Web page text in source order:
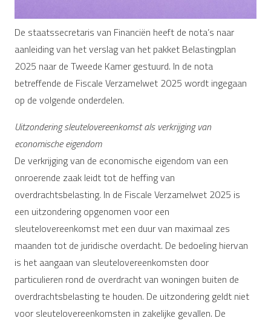
De staatssecretaris van Financiën heeft de nota’s naar
aanleiding van het verslag van het pakket Belastingplan
2025 naar de Tweede Kamer gestuurd. In de nota
betreffende de Fiscale Verzamelwet 2025 wordt ingegaan
op de volgende onderdelen.
Uitzondering sleutelovereenkomst als verkrijging van
economische eigendom
De verkrijging van de economische eigendom van een
onroerende zaak leidt tot de heffing van
overdrachtsbelasting. In de Fiscale Verzamelwet 2025 is
een uitzondering opgenomen voor een
sleutelovereenkomst met een duur van maximaal zes
maanden tot de juridische overdacht. De bedoeling hiervan
is het aangaan van sleutelovereenkomsten door
particulieren rond de overdracht van woningen buiten de
overdrachtsbelasting te houden. De uitzondering geldt niet
voor sleutelovereenkomsten in zakelijke gevallen. De